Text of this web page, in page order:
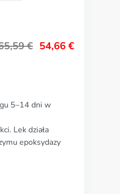
€ 54,66€
5–14 dni w
Lek działa
epoksydazy